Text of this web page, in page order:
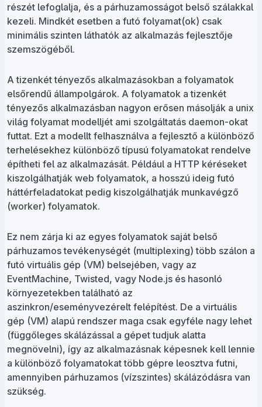
részét lefoglalja, és a párhuzamosságot belső szálakkal
kezeli. Mindkét esetben a futó folyamat(ok) csak
minimális szinten láthatók az alkalmazás fejlesztője
szemszögéből.
A tizenkét tényezős alkalmazásokban a folyamatok
elsőrendű állampolgárok. A folyamatok a tizenkét
tényezős alkalmazásban nagyon erősen másolják a unix
világ folyamat modelljét ami szolgáltatás daemon-okat
futtat. Ezt a modellt felhasználva a fejlesztő a különböző
terhelésekhez különböző típusú folyamatokat rendelve
építheti fel az alkalmazását. Például a HTTP kéréseket
kiszolgálhatják web folyamatok, a hosszú ideig futó
háttérfeladatokat pedig kiszolgálhatják munkavégző
(worker) folyamatok.
Ez nem zárja ki az egyes folyamatok saját belső
párhuzamos tevékenységét (multiplexing) több szálon a
futó virtuális gép (VM) belsejében, vagy az
EventMachine, Twisted, vagy Node.js és hasonló
környezetekben található az
aszinkron/eseményvezérelt felépítést. De a virtuális
gép (VM) alapú rendszer maga csak egyféle nagy lehet
(függőleges skálázással a gépet tudjuk alatta
megnövelni), így az alkalmazásnak képesnek kell lennie
a különböző folyamatokat több gépre leosztva futni,
amennyiben párhuzamos (vízszintes) skálázódásra van
szükség.